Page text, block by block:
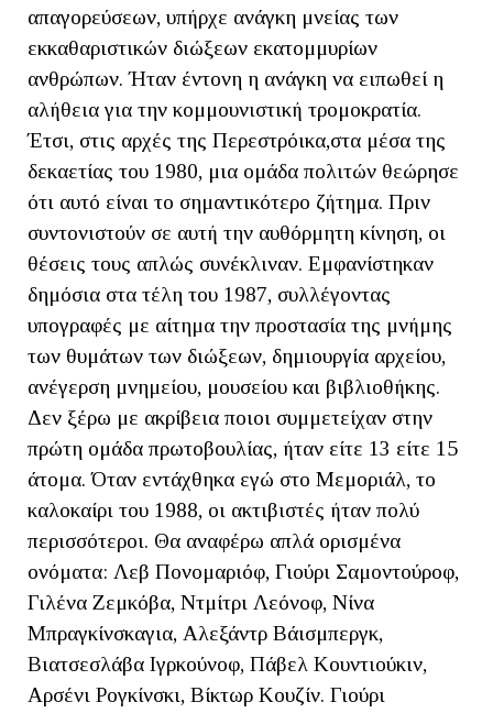
απαγορεύσεων, υπήρχε ανάγκη μνείας των
εκκαθαριστικών διώξεων εκατομμυρίων
ανθρώπων. Ήταν έντονη η ανάγκη να ειπωθεί η
αλήθεια για την κομμουνιστική τρομοκρατία.
Έτσι, στις αρχές της Περεστρόικα,στα μέσα της
δεκαετίας του 1980, μια ομάδα πολιτών θεώρησε
ότι αυτό είναι το σημαντικότερο ζήτημα. Πριν
συντονιστούν σε αυτή την αυθόρμητη κίνηση, οι
θέσεις τους απλώς συνέκλιναν. Εμφανίστηκαν
δημόσια στα τέλη του 1987, συλλέγοντας
υπογραφές με αίτημα την προστασία της μνήμης
των θυμάτων των διώξεων, δημιουργία αρχείου,
ανέγερση μνημείου, μουσείου και βιβλιοθήκης.
Δεν ξέρω με ακρίβεια ποιοι συμμετείχαν στην
πρώτη ομάδα πρωτοβουλίας, ήταν είτε 13 είτε 15
άτομα. Όταν εντάχθηκα εγώ στο Μεμοριάλ, το
καλοκαίρι του 1988, οι ακτιβιστές ήταν πολύ
περισσότεροι. Θα αναφέρω απλά ορισμένα
ονόματα: Λεβ Πονομαριόφ, Γιούρι Σαμοντούροφ,
Γιλένα Ζεμκόβα, Ντμίτρι Λεόνοφ, Νίνα
Μπραγκίνσκαγια, Αλεξάντρ Βάισμπεργκ,
Βιατσεσλάβα Ιγρκούνοφ, Πάβελ Κουντιούκιν,
Αρσένι Ρογκίνσκι, Βίκτωρ Κουζίν. Γιούρι